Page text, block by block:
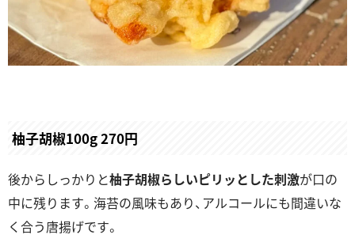
柚子胡椒100g 270円
後からしっかりと柚子胡椒らしいピリッとした刺激が口の
中に残ります。海苔の風味もあり、アルコールにも間違いな
く合う唐揚げです。